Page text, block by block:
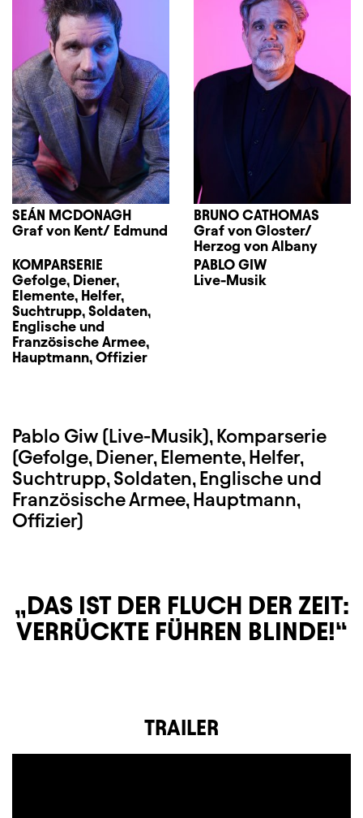
SEÁN MCDONAGH
Graf von Kent/ Edmund
BRUNO CATHOMAS
Graf von Gloster/
Herzog von Albany
KOMPARSERIE
Gefolge, Diener,
Elemente, Helfer,
Suchtrupp, Soldaten,
Englische und
Französische Armee,
Hauptmann, Offizier
PABLO GIW
Live-Musik
Pablo Giw (Live-Musik), Komparserie
(Gefolge, Diener, Elemente, Helfer,
Suchtrupp, Soldaten, Englische und
Französische Armee, Hauptmann,
Offizier)
DAS IST DER FLUCH DER ZEIT:
VERRÜCKTE FÜHREN BLINDE!
TRAILER